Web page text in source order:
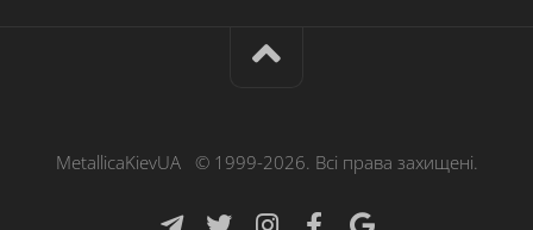
MetallicaKievUA © 1999-2026. Всі права захищені.